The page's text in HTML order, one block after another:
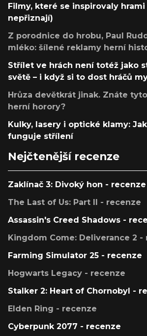
Filmy, které se inspirovaly
nepřiznají)
Z porodnice do hrobu, Paul
mléko: šílené reklamy herní
Střílet ve hrách není totéž jako
světě – i když si to dost hráčů
Hrůza devětkrát jinak. Znáte
herní horory?
Kulky, lasery i optické klamy:
funguje střílení
Nejčtenější recenze
Zaklínač 3: Divoký hon - recenze
The Last of Us: Part II - recenze
Assassin's Creed Shadows -
Kingdom Come: Deliverance 2 -
Farming Simulator 25 - recenze
Hogwarts Legacy - recenze
Stalker 2: Heart of Chornobyl -
Elden Ring - recenze
Cyberpunk 2077 - recenze